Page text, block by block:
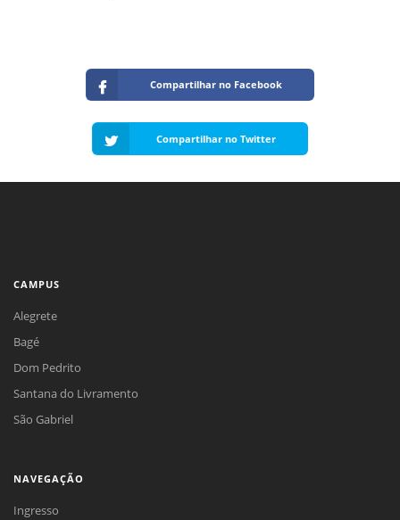
Compartilhar no Facebook
Compartilhar no Twitter
CAMPUS
Alegrete
Bagé
Dom Pedrito
Santana do Livramento
São Gabriel
NAVEGAÇÃO
Ingresso